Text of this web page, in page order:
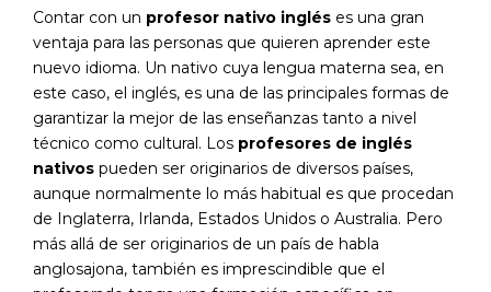
Contar con un profesor nativo inglés es una gran
ventaja para las personas que quieren aprender este
nuevo idioma. Un nativo cuya lengua materna sea, en
este caso, el inglés, es una de las principales formas de
garantizar la mejor de las enseñanzas tanto a nivel
técnico como cultural. Los profesores de inglés
nativos pueden ser originarios de diversos países,
aunque normalmente lo más habitual es que procedan
de Inglaterra, Irlanda, Estados Unidos o Australia. Pero
más allá de ser originarios de un país de habla
anglosajona, también es imprescindible que el